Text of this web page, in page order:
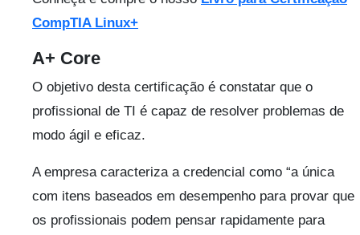
CompTIA Linux+
A+ Core
O objetivo desta certificação é constatar que o
profissional de TI é capaz de resolver problemas de
modo ágil e eficaz.
A empresa caracteriza a credencial como “a única
com itens baseados em desempenho para provar que
os profissionais podem pensar rapidamente para